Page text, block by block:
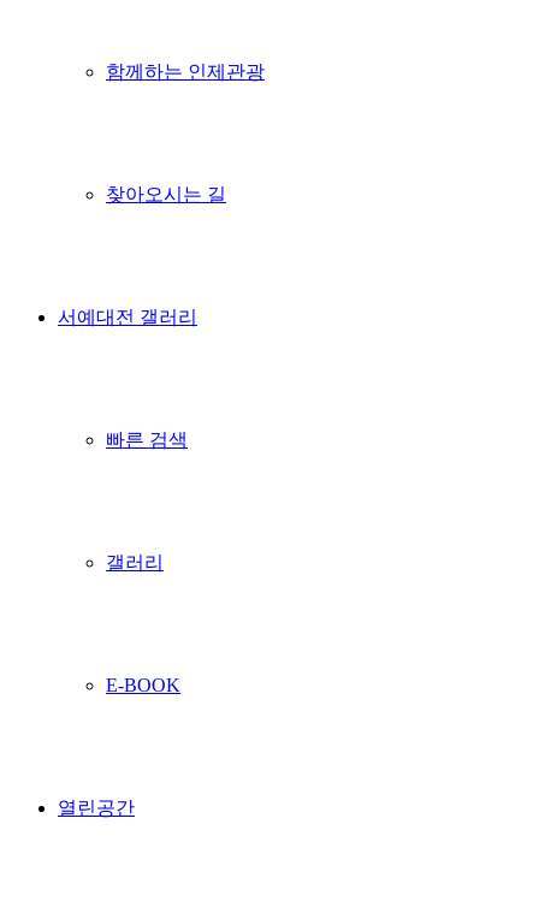
함께하는 인제관광
찾아오시는 길
서예대전 갤러리
빠른 검색
갤러리
E-BOOK
열린공간